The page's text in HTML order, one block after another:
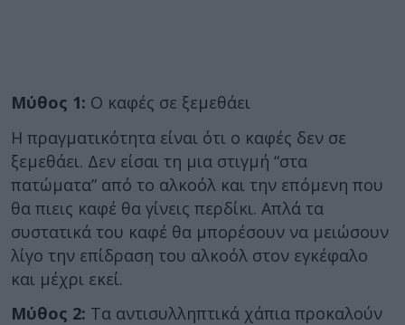
Μύθος 1: Ο καφές σε ξεμεθάει
Η πραγματικότητα είναι ότι ο καφές δεν σε
ξεμεθάει. Δεν είσαι τη μια στιγμή “στα
πατώματα” από το αλκοόλ και την επόμενη που
θα πιεις καφέ θα γίνεις περδίκι. Απλά τα
συστατικά του καφέ θα μπορέσουν να μειώσουν
λίγο την επίδραση του αλκοόλ στον εγκέφαλο
και μέχρι εκεί.
Μύθος 2: Τα αντισυλληπτικά χάπια προκαλούν